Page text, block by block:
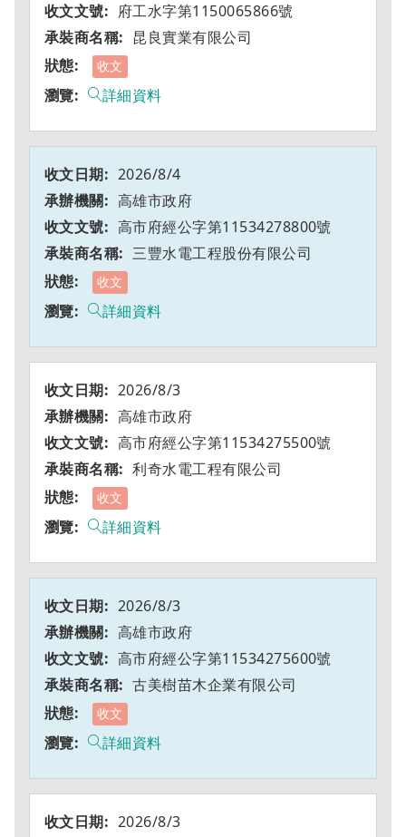
府工水字第1150065866號
昆良實業有限公司
收文
詳細資料
2026/8/4
高雄市政府
高市府經公字第11534278800號
三豐水電工程股份有限公司
收文
詳細資料
2026/8/3
高雄市政府
高市府經公字第11534275500號
利奇水電工程有限公司
收文
詳細資料
2026/8/3
高雄市政府
高市府經公字第11534275600號
古美樹苗木企業有限公司
收文
詳細資料
2026/8/3